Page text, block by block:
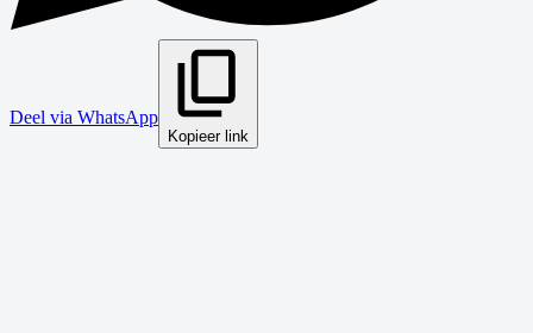
Deel via WhatsApp
Kopieer link